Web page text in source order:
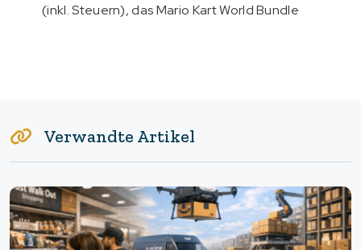
(inkl. Steuern), das Mario Kart World Bundle
Verwandte Artikel